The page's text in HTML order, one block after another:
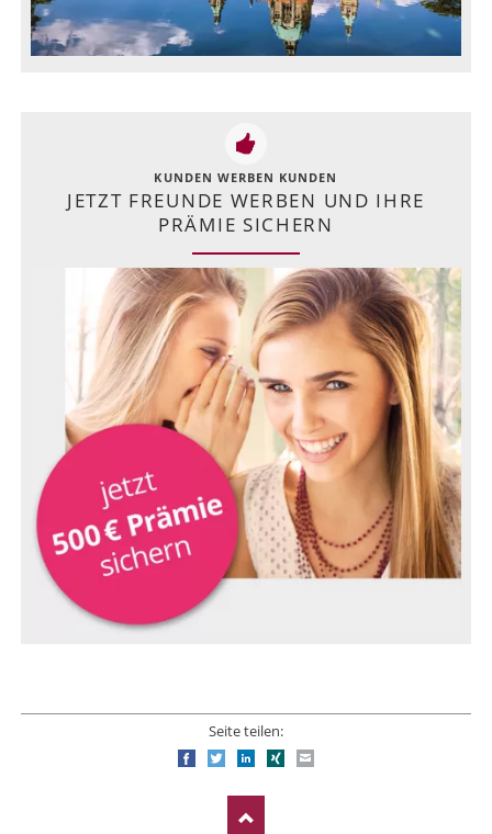
KUNDEN WERBEN KUNDEN
JETZT FREUNDE WERBEN UND IHRE
PRÄMIE SICHERN
Seite teilen:
FacebookTwitterLinkedIn
Xing